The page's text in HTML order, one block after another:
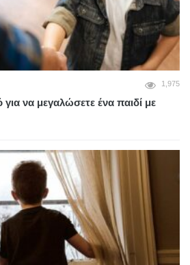
1,975
για να μεγαλώσετε ένα παιδί με